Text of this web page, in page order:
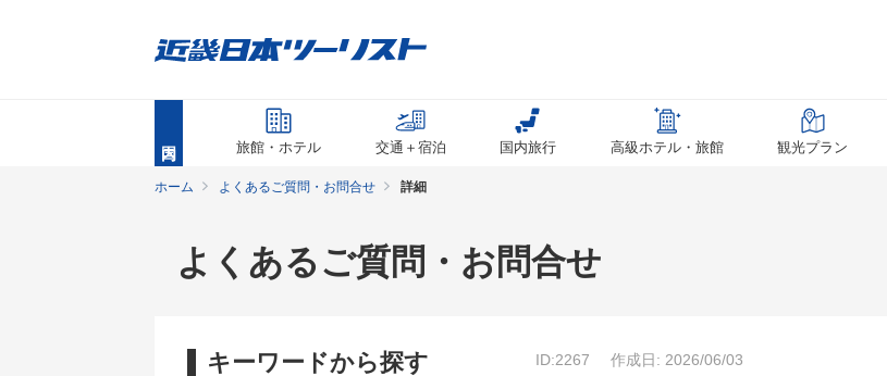
旅館・ホテル 交通＋宿泊 国内旅行 高級ホテル・旅館 観光プラン
ホーム よくあるご質問・お問合せ 詳細
よくあるご質問・お問合せ
キーワードから探す ID:2267 作成日: 2026/06/03